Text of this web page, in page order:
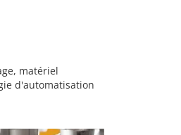
matériel
d'automatisation